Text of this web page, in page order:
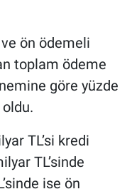
ön ödemeli
toplam ödeme
göre yüzde
TL’si kredi
TL’sinde
ise ön